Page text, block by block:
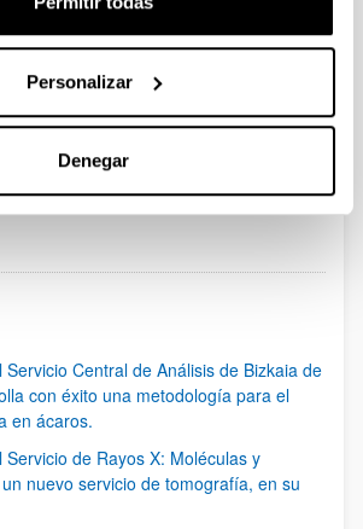
Personalizar
Denegar
PáginaPáginaPágina
3 ...Páginas intermedias Use TAB
Servicio Central de Análisis de Bizkaia de
con éxito una metodología para el
en ácaros.
Servicio de Rayos X: Moléculas y
nuevo servicio de tomografía, en su